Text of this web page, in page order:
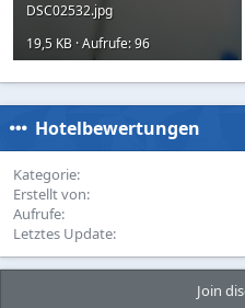
DSC02532.jpg
19,5 KB · Aufrufe: 96
Hotelbewertungen
Kategorie
Erstellt von
Aufrufe
Letztes Update
Join